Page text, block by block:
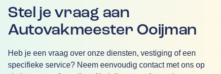
Stel je vraag aan
Autovakmeester Ooijman
Heb je een vraag over onze diensten, vestiging of een
specifieke service? Neem eenvoudig contact met ons op